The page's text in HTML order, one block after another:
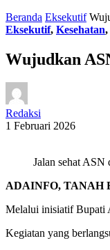
Beranda Eksekutif
Eksekutif, Kesehatan,
Wujudkan
Redaksi
1 Februari 2026
Jalan sehat
ADAINFO, TANAH
Melalui inisiatif Bupati
Kegiatan yang